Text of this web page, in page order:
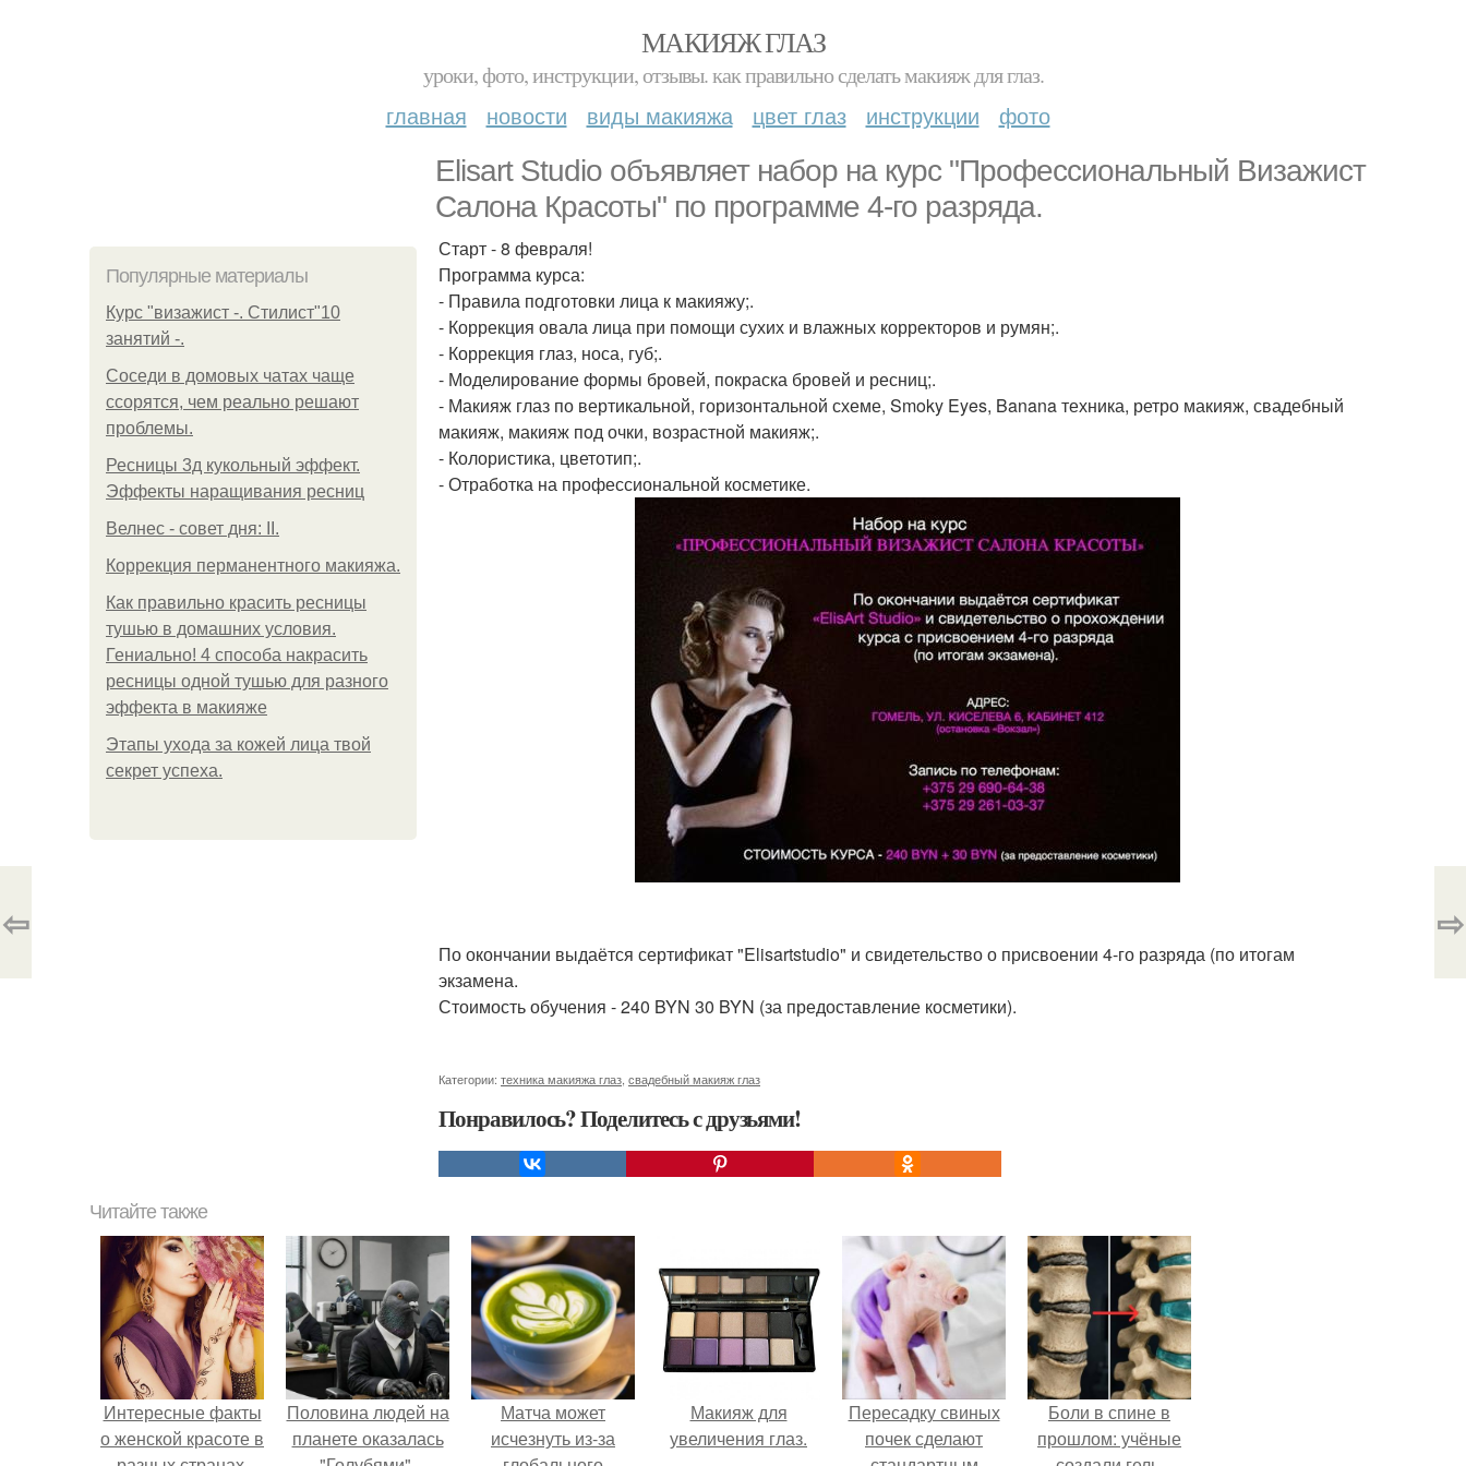
МАКИЯЖ ГЛАЗ
уроки, фото, инструкции, отзывы. как правильно сделать макияж для глаз.
главная новости виды макияжа цвет глаз инструкции фото
Elisart Studio объявляет набор на курс "Профессиональный Визажист
Салона Красоты" по программе 4-го разряда.
Популярные материалы
Курс "визажист -. Стилист"10
занятий -.
Соседи в домовых чатах чаще
ссорятся, чем реально решают
проблемы.
Ресницы 3д кукольный эффект.
Эффекты наращивания ресниц
Велнес - совет дня: II.
Коррекция перманентного макияжа.
Как правильно красить ресницы
тушью в домашних условия.
Гениально! 4 способа накрасить
ресницы одной тушью для разного
эффекта в макияже
Этапы ухода за кожей лица твой
секрет успеха.
Старт - 8 февраля!
Программа курса:
- Правила подготовки лица к макияжу;.
- Коррекция овала лица при помощи сухих и влажных корректоров и румян;.
- Коррекция глаз, носа, губ;.
- Моделирование формы бровей, покраска бровей и ресниц;.
- Макияж глаз по вертикальной, горизонтальной схеме, Smoky Eyes, Banana техника, ретро макияж, свадебный
макияж, макияж под очки, возрастной макияж;.
- Колористика, цветотип;.
- Отработка на профессиональной косметике.
По окончании выдаётся сертификат "Elisartstudio" и свидетельство о присвоении 4-го разряда (по итогам
экзамена.
Стоимость обучения - 240 BYN 30 BYN (за предоставление косметики).
Категории: техника макияжа глаз свадебный макияж глаз
Понравилось? Поделитесь с друзьями!
⇦ ⇨
Читайте также
Интересные факты
о женской красоте в
Половина людей на
планете оказалась
Матча может
исчезнуть из-за
Макияж для
увеличения глаз.
Пересадку свиных
почек сделают
Боли в спине в
прошлом: учёные